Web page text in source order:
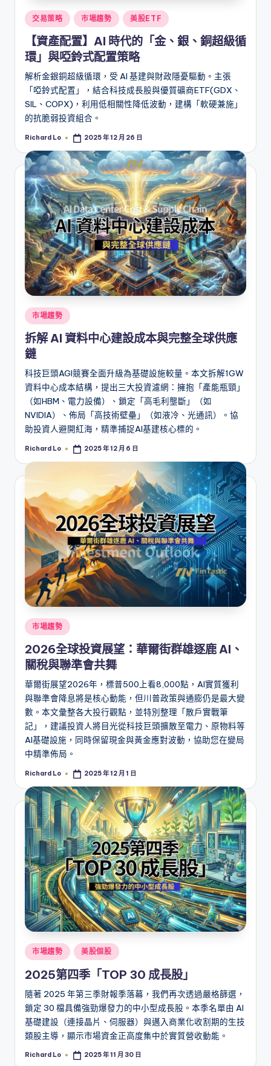
Posted
in
交易策略 市場趨勢 美股ETF
【資產配置】AI 時代的「金、銀、銅超級循
環」與啞鈴式配置策略
解析金銀銅超級循環，受 AI 基建與財政隱憂驅動。主張
「啞鈴式配置」，結合科技成長股與優質礦商ETF(GDX、
SIL、COPX)，利用低相關性降低波動，建構「軟硬兼施」
的抗脆弱投資組合。
Posted
Richard Lo 2025 年 12 月 26 日
Posted
in
市場趨勢
拆解 AI 資料中心建設成本與完整全球供應
鏈
科技巨頭AGI競賽全面升級為基礎設施較量。本文拆解1GW
資料中心成本結構，提出三大投資濾網：擁抱「產能瓶頸」
（如HBM、電力設備）、鎖定「高毛利壟斷」（如
NVIDIA）、佈局「高技術壁壘」（如液冷、光通訊）。協
助投資人避開紅海，精準捕捉AI基建核心標的。
Posted
Richard Lo 2025 年 12 月 6 日
Posted
in
市場趨勢
2026全球投資展望：華爾街群雄逐鹿 AI、
關稅與聯準會共舞
華爾街展望2026年，標普500上看8,000點，AI實質獲利
與聯準會降息將是核心動能，但川普政策與通膨仍是最大變
數。本文彙整各大投行觀點，並特別整理「散戶實戰筆
記」，建議投資人將目光從科技巨頭擴散至電力、原物料等
AI基礎設施，同時保留現金與黃金應對波動，協助您在變局
中精準佈局。
Posted
Richard Lo 2025 年 12 月 1 日
Posted
in
市場趨勢 美股個股
2025第四季「TOP 30 成長股」
隨著 2025 年第三季財報季落幕，我們再次透過嚴格篩選，
鎖定 30 檔具備強勁爆發力的中小型成長股。本季名單由 AI
基礎建設（連接晶片、伺服器）與邁入商業化收割期的生技
類股主導，顯示市場資金正高度集中於實質營收動能。
Posted
Richard Lo 2025 年 11 月 30 日